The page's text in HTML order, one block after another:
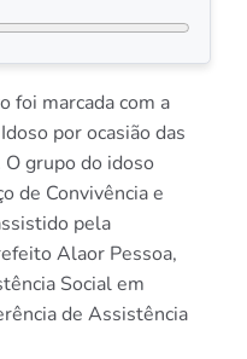
foi marcada com a
por ocasião das
grupo do idoso
de Convivência e
pela
Alaor Pessoa,
Social em
de Assistência